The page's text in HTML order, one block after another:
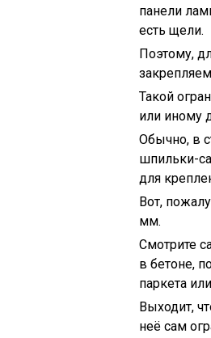
панели
есть щели.
Поэтому,
Такой
или иному
Обычно, в
шпильки-
для
Вот,
мм.
Смотрите
в бетоне,
паркета
Выходит,
неё сам